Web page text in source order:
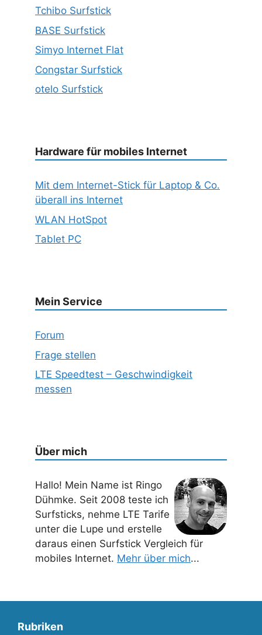
Tchibo Surfstick
BASE Surfstick
Simyo Internet Flat
Congstar Surfstick
otelo Surfstick
Hardware für mobiles Internet
Mit dem Internet-Stick für Laptop & Co.
überall ins Internet
WLAN HotSpot
Tablet PC
Mein Service
Forum
Frage stellen
LTE Speedtest – Geschwindigkeit
messen
Über mich
Hallo! Mein Name ist Ringo
Dühmke. Seit 2008 teste ich
Surfsticks, nehme LTE Tarife
unter die Lupe und erstelle
daraus einen Surfstick Vergleich für
mobiles Internet. Mehr über mich...
Rubriken